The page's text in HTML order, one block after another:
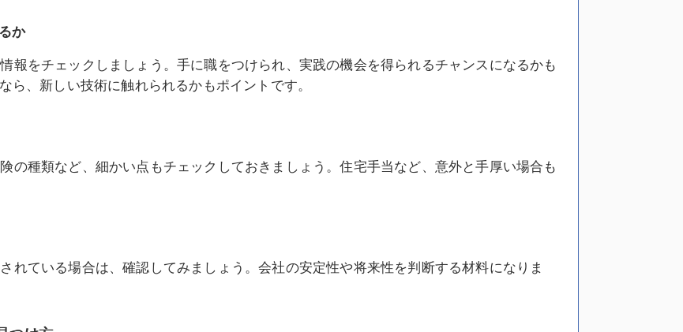
か
報をチェックしましょう。手に職をつけられ、実践の機会を得られるチャンスになるかも
ら、新しい技術に触れられるかもポイントです。
の種類など、細かい点もチェックしておきましょう。住宅手当など、意外と手厚い場合も
れている場合は、確認してみましょう。会社の安定性や将来性を判断する材料になりま